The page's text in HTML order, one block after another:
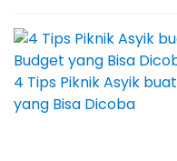
4 Tips Piknik Asyik
yang Bisa Dicoba